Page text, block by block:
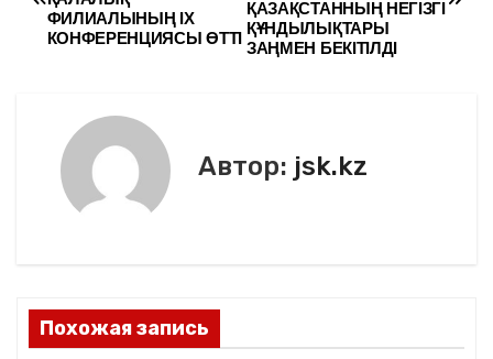
o и
в
я
ҚАЗАҚСТАННЫҢ НЕГІЗГІ
ҚҰНДЫЛЫҚТАРЫ
ЗАҢМЕН БЕКІТІЛДІ
ФИЛИАЛЫНЫҢ ІХ
КОНФЕРЕНЦИЯСЫ ӨТТІ
Автор: jsk.kz
Похожая запись